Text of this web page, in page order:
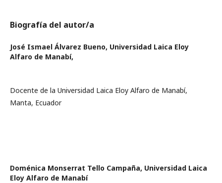
Biografía del autor/a
José Ismael Álvarez Bueno, Universidad Laica Eloy
Alfaro de Manabí,
Docente de la Universidad Laica Eloy Alfaro de Manabí,
Manta, Ecuador
Doménica Monserrat Tello Campaña, Universidad Laica
Eloy Alfaro de Manabí